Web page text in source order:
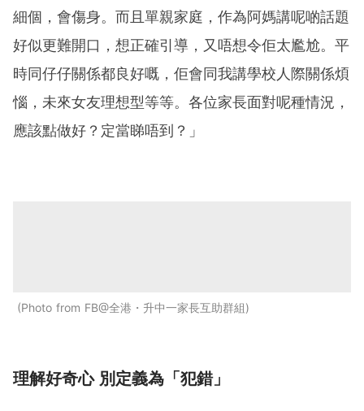
細個，會傷身。而且單親家庭，作為阿媽講呢啲話題
好似更難開口，想正確引導，又唔想令佢太尷尬。平
時同仔仔關係都良好嘅，佢會同我講學校人際關係煩
惱，未來女友理想型等等。各位家長面對呢種情況，
應該點做好？定當睇唔到？」
Photo from FB@全港・升中一家長互助群組
理解好奇心 別定義為「犯錯」